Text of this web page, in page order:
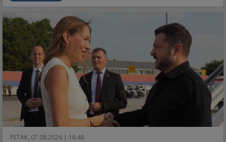
PETAK, 07.08.2026 | 18:48